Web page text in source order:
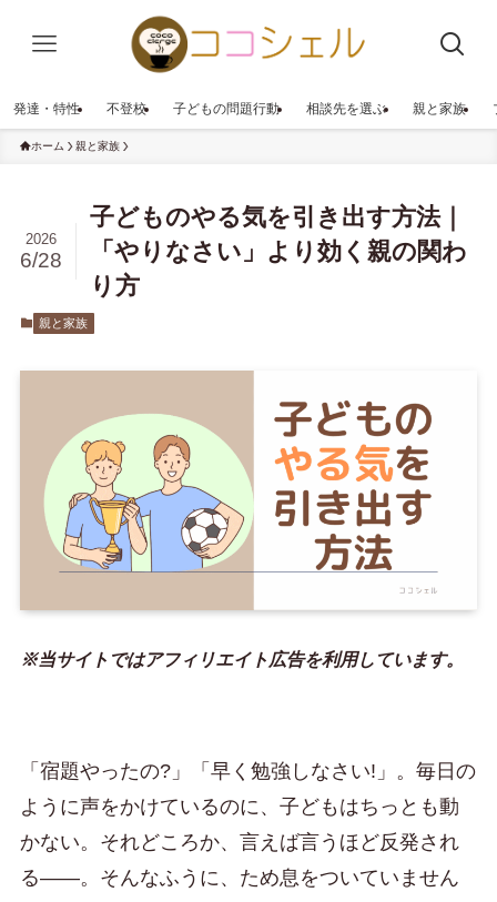
発達・特性 不登校 子どもの問題行動 相談先を選ぶ 親と家族
ホーム 親と家族
子どものやる気を引き出す方法｜
「やりなさい」より効く親の関わ
り方
2026
6/28
親と家族
※当サイトではアフィリエイト広告を利用しています。
「宿題やったの?」「早く勉強しなさい!」。毎日の
ように声をかけているのに、子どもはちっとも動
かない。それどころか、言えば言うほど反発され
る——。そんなふうに、ため息をついていません